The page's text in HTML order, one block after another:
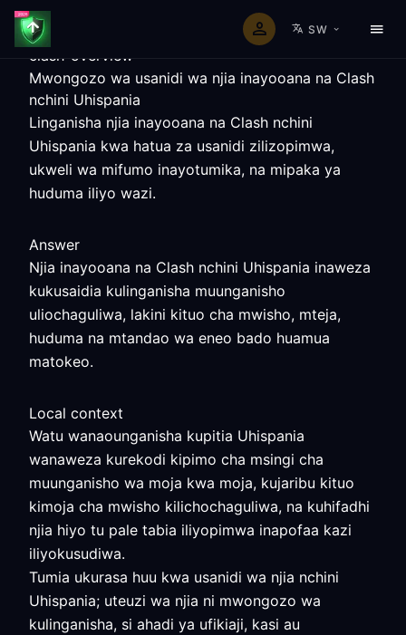
SW
clash-overview
Mwongozo wa usanidi wa njia inayooana na Clash
nchini Uhispania
Linganisha njia inayooana na Clash nchini
Uhispania kwa hatua za usanidi zilizopimwa,
ukweli wa mifumo inayotumika, na mipaka ya
huduma iliyo wazi.
Answer
Njia inayooana na Clash nchini Uhispania inaweza
kukusaidia kulinganisha muunganisho
uliochaguliwa, lakini kituo cha mwisho, mteja,
huduma na mtandao wa eneo bado huamua
matokeo.
Local context
Watu wanaounganisha kupitia Uhispania
wanaweza kurekodi kipimo cha msingi cha
muunganisho wa moja kwa moja, kujaribu kituo
kimoja cha mwisho kilichochaguliwa, na kuhifadhi
njia hiyo tu pale tabia iliyopimwa inapofaa kazi
iliyokusudiwa.
Tumia ukurasa huu kwa usanidi wa njia nchini
Uhispania; uteuzi wa njia ni mwongozo wa
kulinganisha, si ahadi ya ufikiaji, kasi au